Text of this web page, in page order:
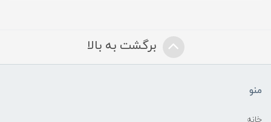
برگشت به بالا
منو